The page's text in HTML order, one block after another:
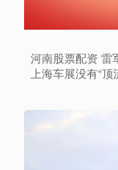
河南股票配资
上海车展没有“顶